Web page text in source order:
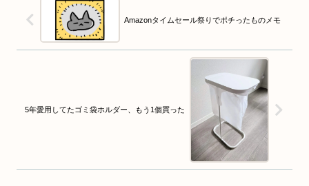
Amazonタイムセール祭りでポチったものメモ
5年愛用してたゴミ袋ホルダー、もう1個買った